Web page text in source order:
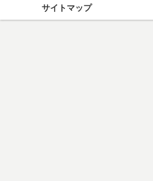
サイトマップ